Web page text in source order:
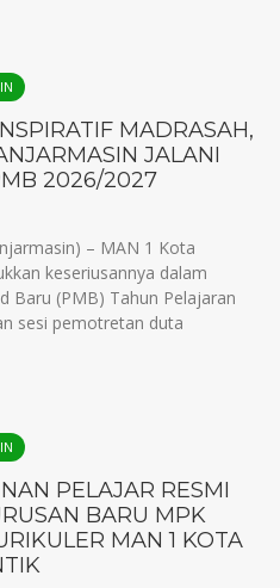
MADRASAH,
JALANI
2026/2027
– MAN 1 Kota
keseriusannya dalam
Baru (PMB) Tahun Pelajaran
sesi pemotretan duta
PELAJAR RESMI
BARU MPK
MAN 1 KOTA